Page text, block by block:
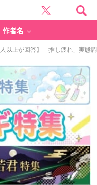
作者名
以上が回答】「推し疲れ」実態